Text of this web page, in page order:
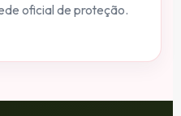
oficial de proteção.